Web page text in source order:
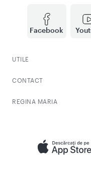
Facebook
UTILE
CONTACT
REGINA MARIA